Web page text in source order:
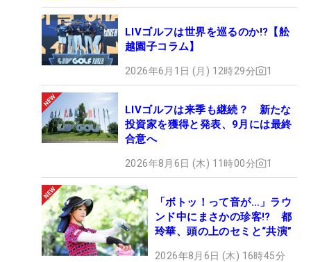
LIVゴルフは世界を巡るのか!?【舩
越園子コラム】
2026年6月1日 (月) 12時29分 1
LIVゴルフは来季も継続？ 新たな
投資家を獲得と発表、9月には最終
合意へ
2026年8月6日 (木) 11時00分 1
「ボトッ！って音が…」ラウ
ンド中にまさかの珍客!? 都
玲華、頭の上のセミと“共演”
2026年8月6日 (木) 16時45分